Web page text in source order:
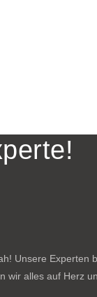
Unsere Experten
wir alles auf Herz